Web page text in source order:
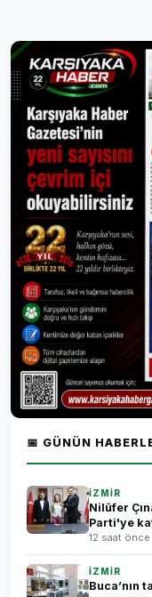
📅 GÜNÜN
İZMİR
Nilüfer
Parti'ye
12 saat önce
İZMİR
Buca’nın